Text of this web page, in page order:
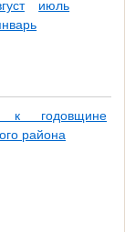
июль
к годовщине
района